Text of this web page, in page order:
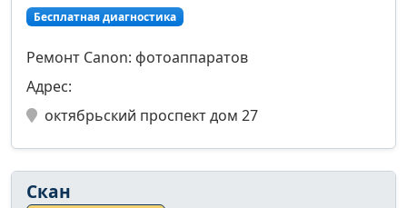
Бесплатная диагностика
Ремонт Canon: фотоаппаратов
Адрес:
октябрьский проспект дом 27
Скан